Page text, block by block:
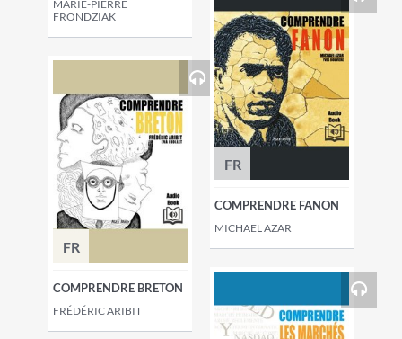
MARIE-PIERRE
FRONDZIAK
FR
COMPRENDRE BRETON
FRÉDÉRIC ARIBIT
FR
COMPRENDRE FANON
MICHAEL AZAR